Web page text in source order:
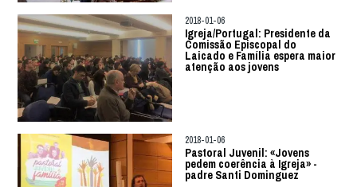
2018-01-06
Igreja/Portugal: Presidente da
Comissão Episcopal do
Laicado e Família espera maior
atenção aos jovens
2018-01-06
Pastoral Juvenil: «Jovens
pedem coerência à Igreja» -
padre Santi Dominguez